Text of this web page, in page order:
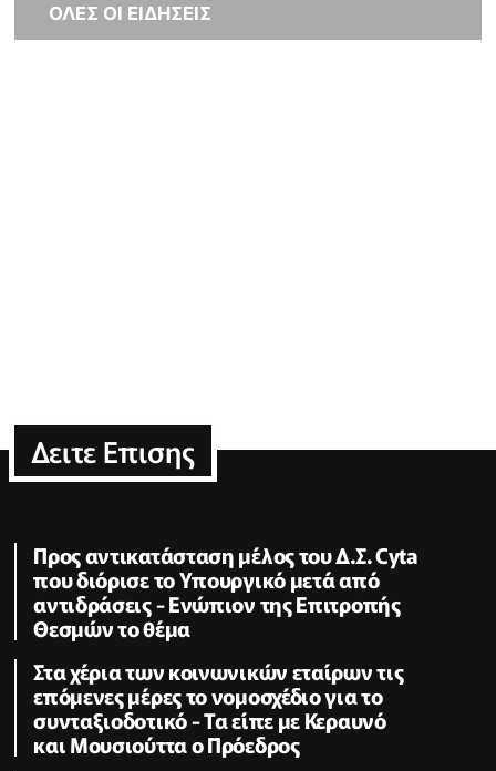
ΟΛΕΣ ΟΙ ΕΙΔΗΣΕΙΣ
Δειτε Επισης
Προς αντικατάσταση μέλος του Δ.Σ. Cyta
που διόρισε το Υπουργικό μετά από
αντιδράσεις - Ενώπιον της Επιτροπής
Θεσμών το θέμα
Στα χέρια των κοινωνικών εταίρων τις
επόμενες μέρες το νομοσχέδιο για το
συνταξιοδοτικό - Τα είπε με Κεραυνό
και Μουσιούττα ο Πρόεδρος